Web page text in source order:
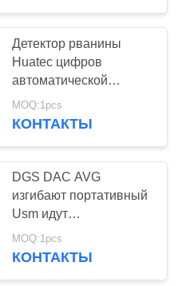
Детектор рванины
Huatec цифров
автоматической
тарировки
портативный
MOQ:1pcs
КОНТАКТЫ
DGS DAC AVG
изгибают портативный
Usm идут
ультразвуковой
детектор рванины
MOQ:1pcs
КОНТАКТЫ